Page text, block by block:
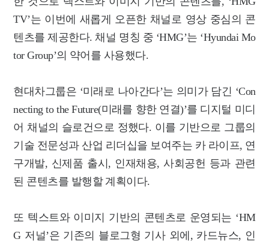
TV’는 이번에 새롭게 오픈한 채널로 영상 중심의 콘
텐츠를 제공한다. 채널 명칭 중 ‘HMG’는 ‘Hyundai Mo
tor Group’의 약어를 사용했다.
현대차그룹은 ‘미래로 나아간다’는 의미가 담긴 ‘Con
necting to the Future(미래를 향한 연결)’를 디지털 미디
어 채널의 슬로건으로 정했다. 이를 기반으로 그룹의
기술 전문성과 산업 리더십을 보여주는 카 라이프, 연
구개발, 신제품 출시, 인재채용, 사회공헌 등과 관련
된 콘텐츠를 발행할 계획이다.
또 텍스트와 이미지 기반의 콘텐츠로 운영되는 ‘HM
G 저널’은 기존의 블로그형 기사 외에, 카드뉴스, 인